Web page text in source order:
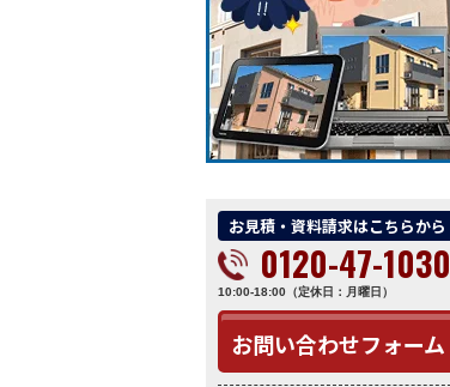
お見積・資料請求はこちらから
0120-47-1030
10:00-18:00（定休日：月曜日）
お問い合わせフォーム